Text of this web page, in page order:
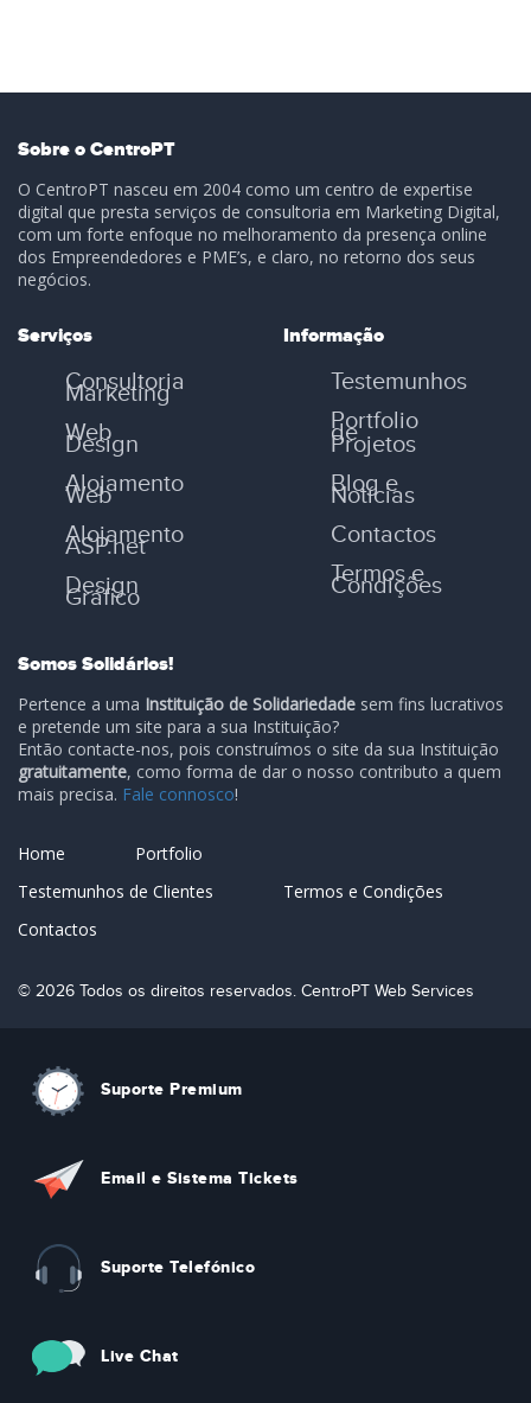
Sobre o CentroPT
O CentroPT nasceu em 2004 como um centro de expertise
digital que presta serviços de consultoria em Marketing Digital,
com um forte enfoque no melhoramento da presença online
dos Empreendedores e PME’s, e claro, no retorno dos seus
negócios.
Serviços
Consultoria
Marketing
Web
Design
Alojamento
Web
Alojamento
ASP.net
Design
Gráfico
Informação
Testemunhos
Portfolio
de
Projetos
Blog e
Notícias
Contactos
Termos e
Condições
Somos Solidários!
Pertence a uma Instituição de Solidariedade sem fins lucrativos
e pretende um site para a sua Instituição?
Então contacte-nos, pois construímos o site da sua Instituição
gratuitamente, como forma de dar o nosso contributo a quem
mais precisa. Fale connosco!
Home
Portfolio
Testemunhos de Clientes
Termos e Condições
Contactos
© 2026 Todos os direitos reservados. CentroPT Web Services
Suporte Premium
Email e Sistema Tickets
Suporte Telefónico
Live Chat